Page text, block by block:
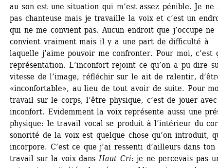
au son est une situation qui m’est assez pénible. Je ne
pas chanteuse mais je travaille la voix et c’est un
qui ne me convient pas. Aucun endroit que j’occupe ne
convient vraiment mais il y a une part de difficulté à
laquelle j’aime pouvoir me confronter. Pour moi, c’est
représentation. L’inconfort rejoint ce qu’on a pu dire
vitesse de l’image, réfléchir sur le ait de ralentir,
«inconfortable», au lieu de tout avoir de suite. Pour
travail sur le corps, l’être physique, c’est de jouer
inconfort. Evidemment la voix représente aussi une
physique: le travail vocal se produit à l’intérieur du
sonorité de la voix est quelque chose qu’on introduit,
incorpore. C’est ce que j’ai ressenti d’ailleurs dans ton
travail sur la voix dans Haut Cri: je ne percevais pas